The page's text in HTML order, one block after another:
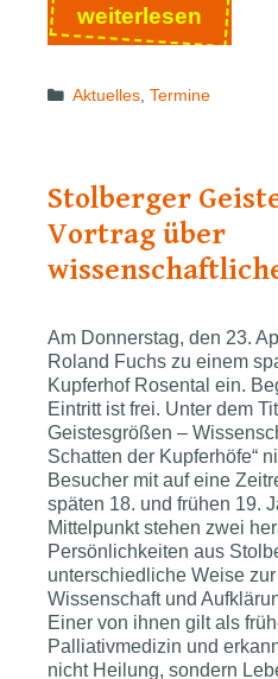
weiterlesen
nal­
Bierfest
Musik
und
Categories
Aktuelles ,Termine
Stolberger
Vortrag über
Am Donnerstag, den 23.
Roland Fuchs zu einem
Kupferhof Rosental ein.
Eintritt ist frei. Unter dem
Geistesgrößen –
Schatten der Kupferhöfe“
Besucher mit auf eine
späten 18. und frühen 19.
Mittelpunkt stehen zwei
Persönlichkeiten aus
unterschiedliche Weise
Wissenschaft und
Einer von ihnen gilt als
Palliativmedizin und
nicht Heilung, sondern